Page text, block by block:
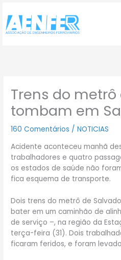
para
conteúdo
Trens do
tombam em
160 Comentários /NOTICIAS
Acidente aconteceu manhã
trabalhadores e quatro
os estados de saúde não
fica esquema de transporte.
Dois trens do metrô de
bater em um caminhão de
de serviço –, na região da
terça-feira (31). Dois
ficaram feridos, e foram